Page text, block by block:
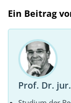
Ein Beitrag
Prof. Dr.